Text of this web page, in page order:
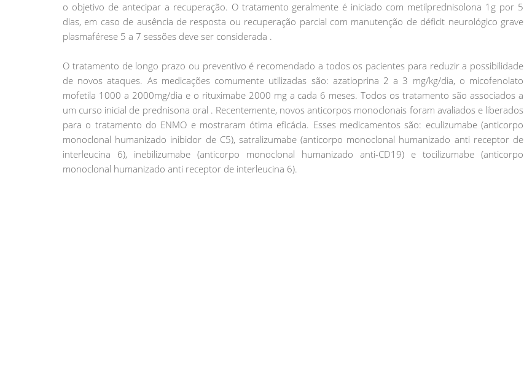
o objetivo de antecipar a recuperação. O tratamento geralmente é iniciado com metilprednisolona 1g por 5
dias, em caso de ausência de resposta ou recuperação parcial com manutenção de déficit neurológico grave
plasmaférese 5 a 7 sessões deve ser considerada .
O tratamento de longo prazo ou preventivo é recomendado a todos os pacientes para reduzir a possibilidade
de novos ataques. As medicações comumente utilizadas são: azatioprina 2 a 3 mg/kg/dia, o micofenolato
mofetila 1000 a 2000mg/dia e o rituximabe 2000 mg a cada 6 meses. Todos os tratamento são associados a
um curso inicial de prednisona oral . Recentemente, novos anticorpos monoclonais foram avaliados e liberados
para o tratamento do ENMO e mostraram ótima eficácia. Esses medicamentos são: eculizumabe (anticorpo
monoclonal humanizado inibidor de C5), satralizumabe (anticorpo monoclonal humanizado anti receptor de
interleucina 6), inebilizumabe (anticorpo monoclonal humanizado anti-CD19) e tocilizumabe (anticorpo
monoclonal humanizado anti receptor de interleucina 6).